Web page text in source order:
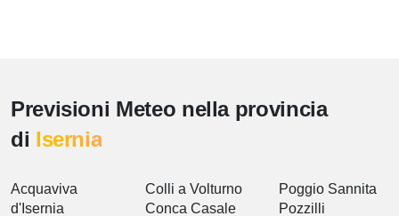
Previsioni Meteo nella provincia
di Isernia
Acquaviva
d'Isernia
Colli a Volturno
Conca Casale
Poggio Sannita
Pozzilli